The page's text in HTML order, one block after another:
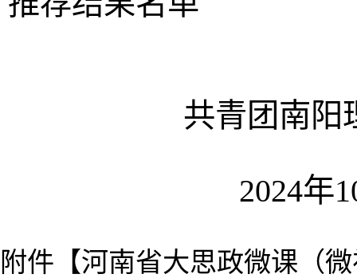
共青团南阳理工
2024年10
附件【河南省大思政微课（